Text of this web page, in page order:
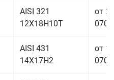
AISI 321
12Х18Н10Т
от
AISI 431
14Х17Н2
от